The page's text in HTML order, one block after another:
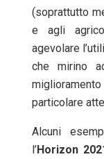
(soprattutto
e agli
agevolare
che mirino
particolare
Alcuni
l’Horizon